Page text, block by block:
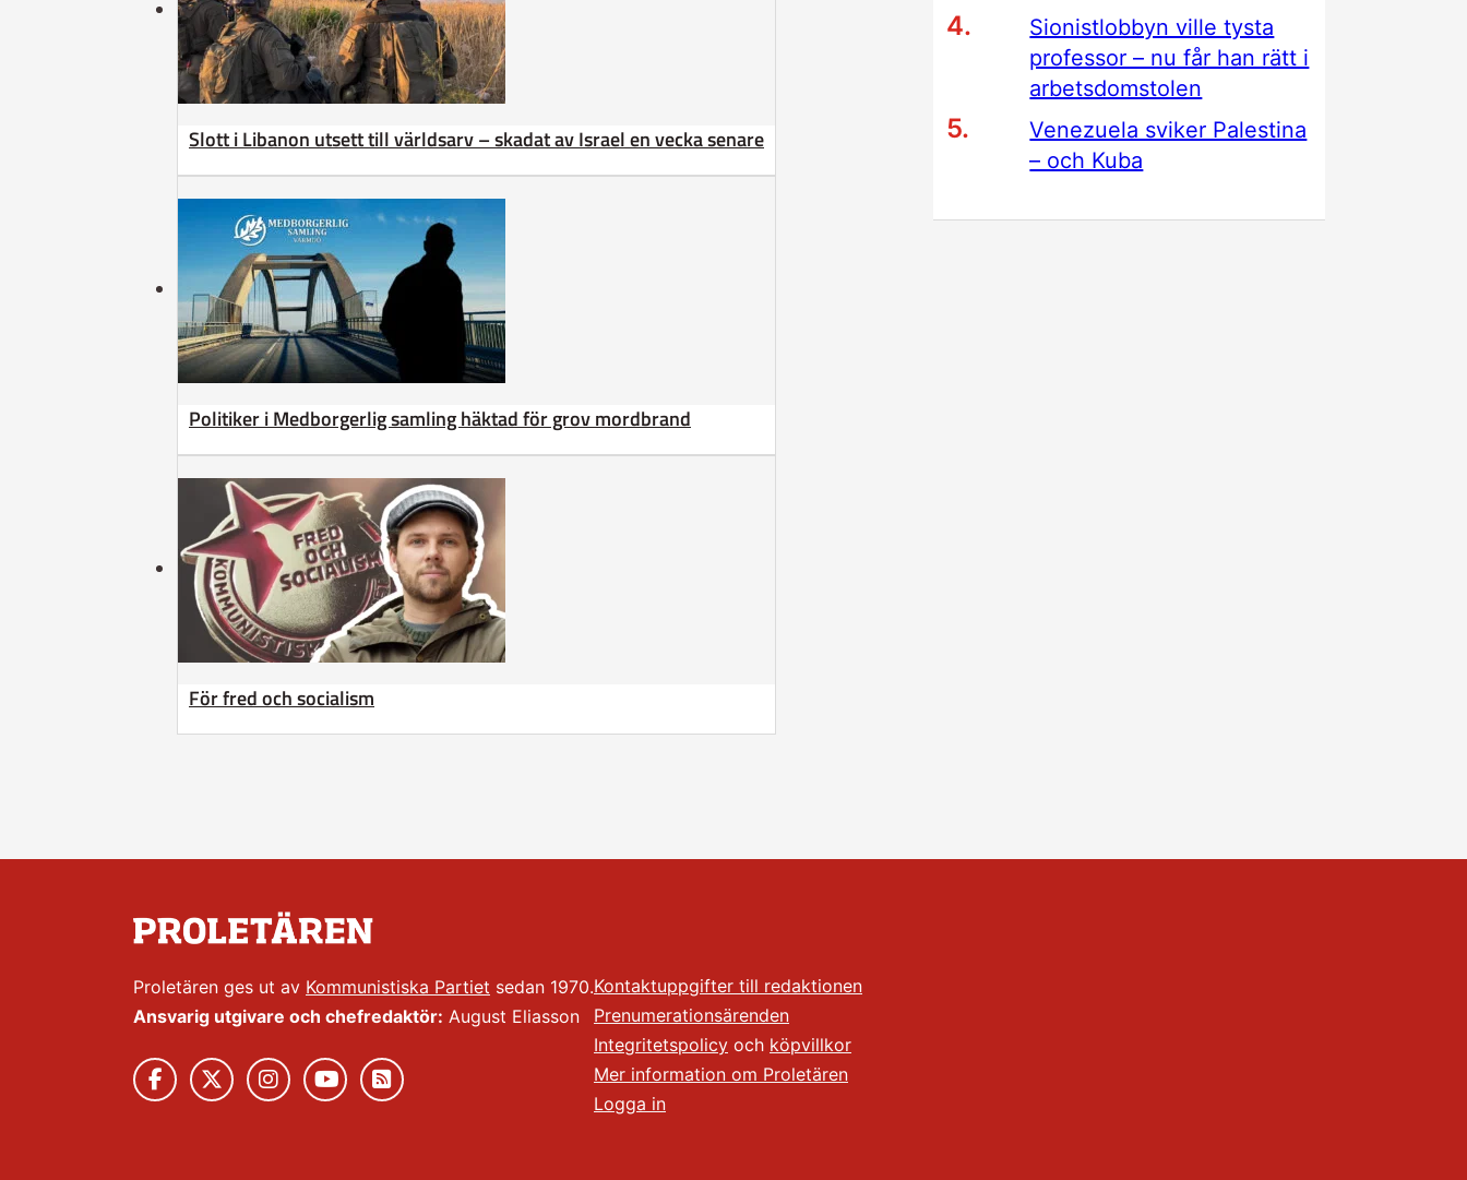
Slott i Libanon utsett till världsarv – skadat av Israel en vecka senare
Politiker i Medborgerlig samling häktad för grov mordbrand
För fred och socialism
Sionistlobbyn ville tysta
professor – nu får han rätt i
arbetsdomstolen
Venezuela sviker Palestina
– och Kuba
Proletären ges ut av Kommunistiska Partiet sedan 1970.
Ansvarig utgivare och chefredaktör: August Eliasson
Kontaktuppgifter till redaktionen
Prenumerationsärenden
Integritetspolicy och köpvillkor
Mer information om Proletären
Logga in